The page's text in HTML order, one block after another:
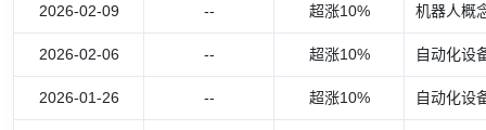
2026-02-09 -- 超涨10% 机器人概
2026-02-06 -- 超涨10% 自动化设
2026-01-26 -- 超涨10% 自动化设